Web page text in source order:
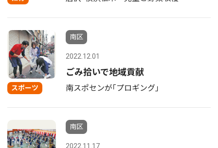
スポーツ
南区
2022.12.01
ごみ拾いで地域貢献
南スポセンが｢プロギング｣
南区
2022.11.17